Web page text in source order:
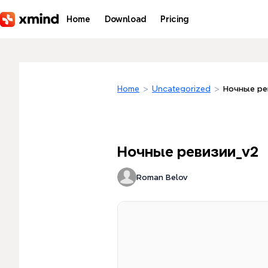
Home Download Pricing
Home > Uncategorized > Ночные
Ночные ревизии_v2
Roman Belov